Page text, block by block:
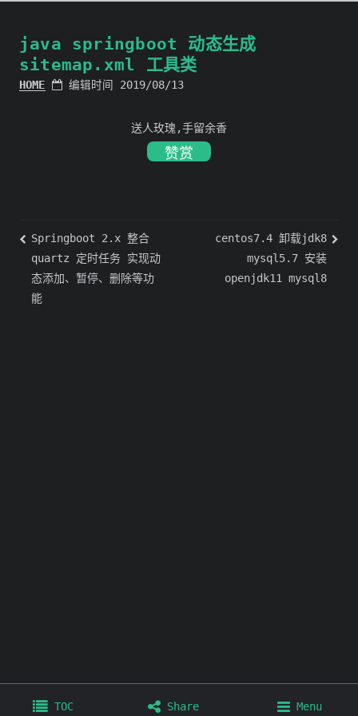
java springboot 动态生成
sitemap.xml 工具类
HOME 编辑时间 2019/08/13
送人玫瑰,手留余香
赞赏
Springboot 2.x 整合
quartz 定时任务 实现动
态添加、暂停、删除等功
能
centos7.4 卸载jdk8
mysql5.7 安装
openjdk11 mysql8
TOC Share Menu
Home
Tags